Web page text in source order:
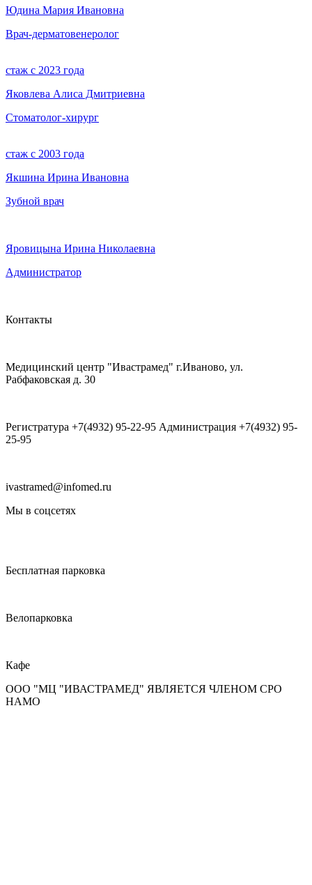
Юдина Мария Ивановна
Врач-дерматовенеролог
стаж с 2023 года
Яковлева Алиса Дмитриевна
Стоматолог-хирург
стаж с 2003 года
Якшина Ирина Ивановна
Зубной врач
Яровицына Ирина Николаевна
Администратор
Контакты
Медицинский центр "Ивастрамед" г.Иваново, ул.
Рабфаковская д. 30
Регистратура +7(4932) 95-22-95 Администрация +7(4932) 95-
25-95
ivastramed@infomed.ru
Мы в соцсетях
Бесплатная парковка
Велопарковка
Кафе
ООО "МЦ "ИВАСТРАМЕД" ЯВЛЯЕТСЯ ЧЛЕНОМ СРО
НАМО